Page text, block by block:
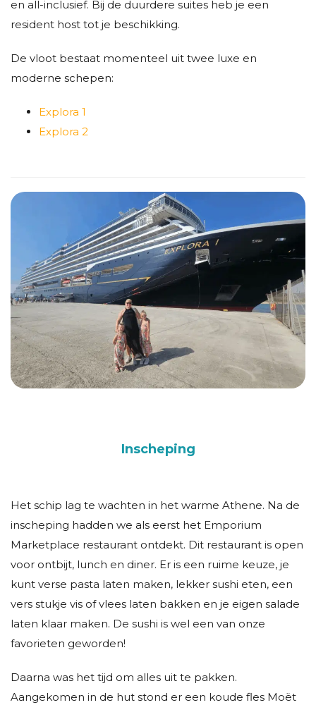
en all-inclusief. Bij de duurdere suites heb je een
resident host tot je beschikking.
De vloot bestaat momenteel uit twee luxe en
moderne schepen:
Explora 1
Explora 2
Inscheping
Het schip lag te wachten in het warme Athene. Na de
inscheping hadden we als eerst het Emporium
Marketplace restaurant ontdekt. Dit restaurant is open
voor ontbijt, lunch en diner. Er is een ruime keuze, je
kunt verse pasta laten maken, lekker sushi eten, een
vers stukje vis of vlees laten bakken en je eigen salade
laten klaar maken. De sushi is wel een van onze
favorieten geworden!
Daarna was het tijd om alles uit te pakken.
Aangekomen in de hut stond er een koude fles Moët